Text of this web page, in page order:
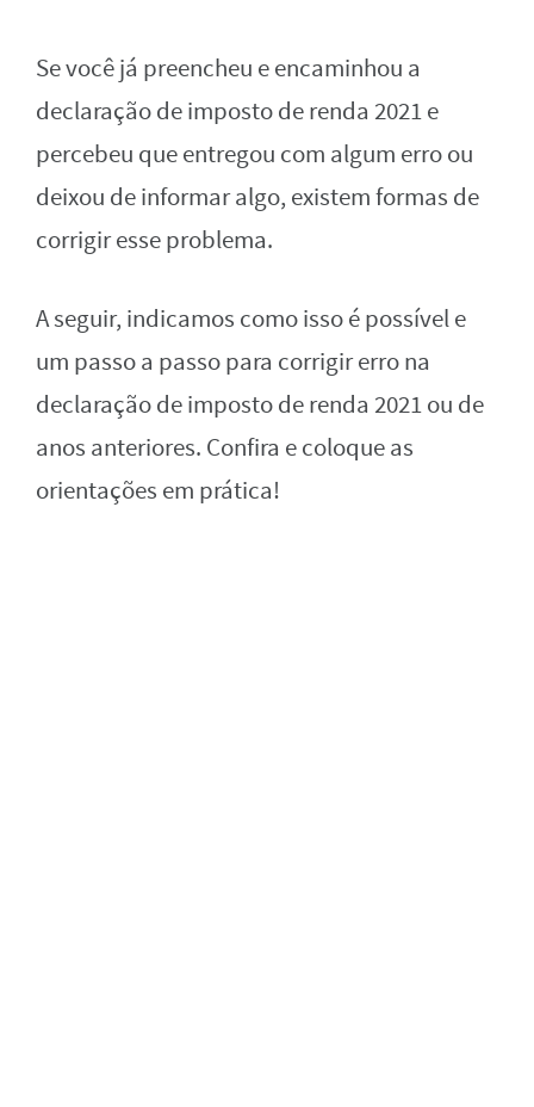
Se você já preencheu e encaminhou a
declaração de imposto de renda 2021 e
percebeu que entregou com algum erro ou
deixou de informar algo, existem formas de
corrigir esse problema.
A seguir, indicamos como isso é possível e
um passo a passo para corrigir erro na
declaração de imposto de renda 2021 ou de
anos anteriores. Confira e coloque as
orientações em prática!